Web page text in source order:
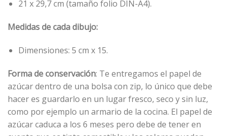
21 x 29,7 cm (tamaño folio DIN-A4).
Medidas de cada dibujo:
Dimensiones: 5 cm x 15.
Forma de conservación: Te entregamos el papel de
azúcar dentro de una bolsa con zip, lo único que debe
hacer es guardarlo en un lugar fresco, seco y sin luz,
como por ejemplo un armario de la cocina. El papel de
azúcar caduca a los 6 meses pero debe de tener en